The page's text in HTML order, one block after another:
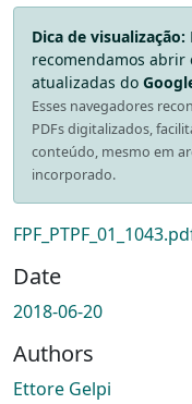
Dica de visualização:
recomendamos abrir
atualizadas do
Esses navegadores
PDFs digitalizados,
conteúdo, mesmo em
incorporado.
Date
2018-06-20
Authors
Ettore Gelpi